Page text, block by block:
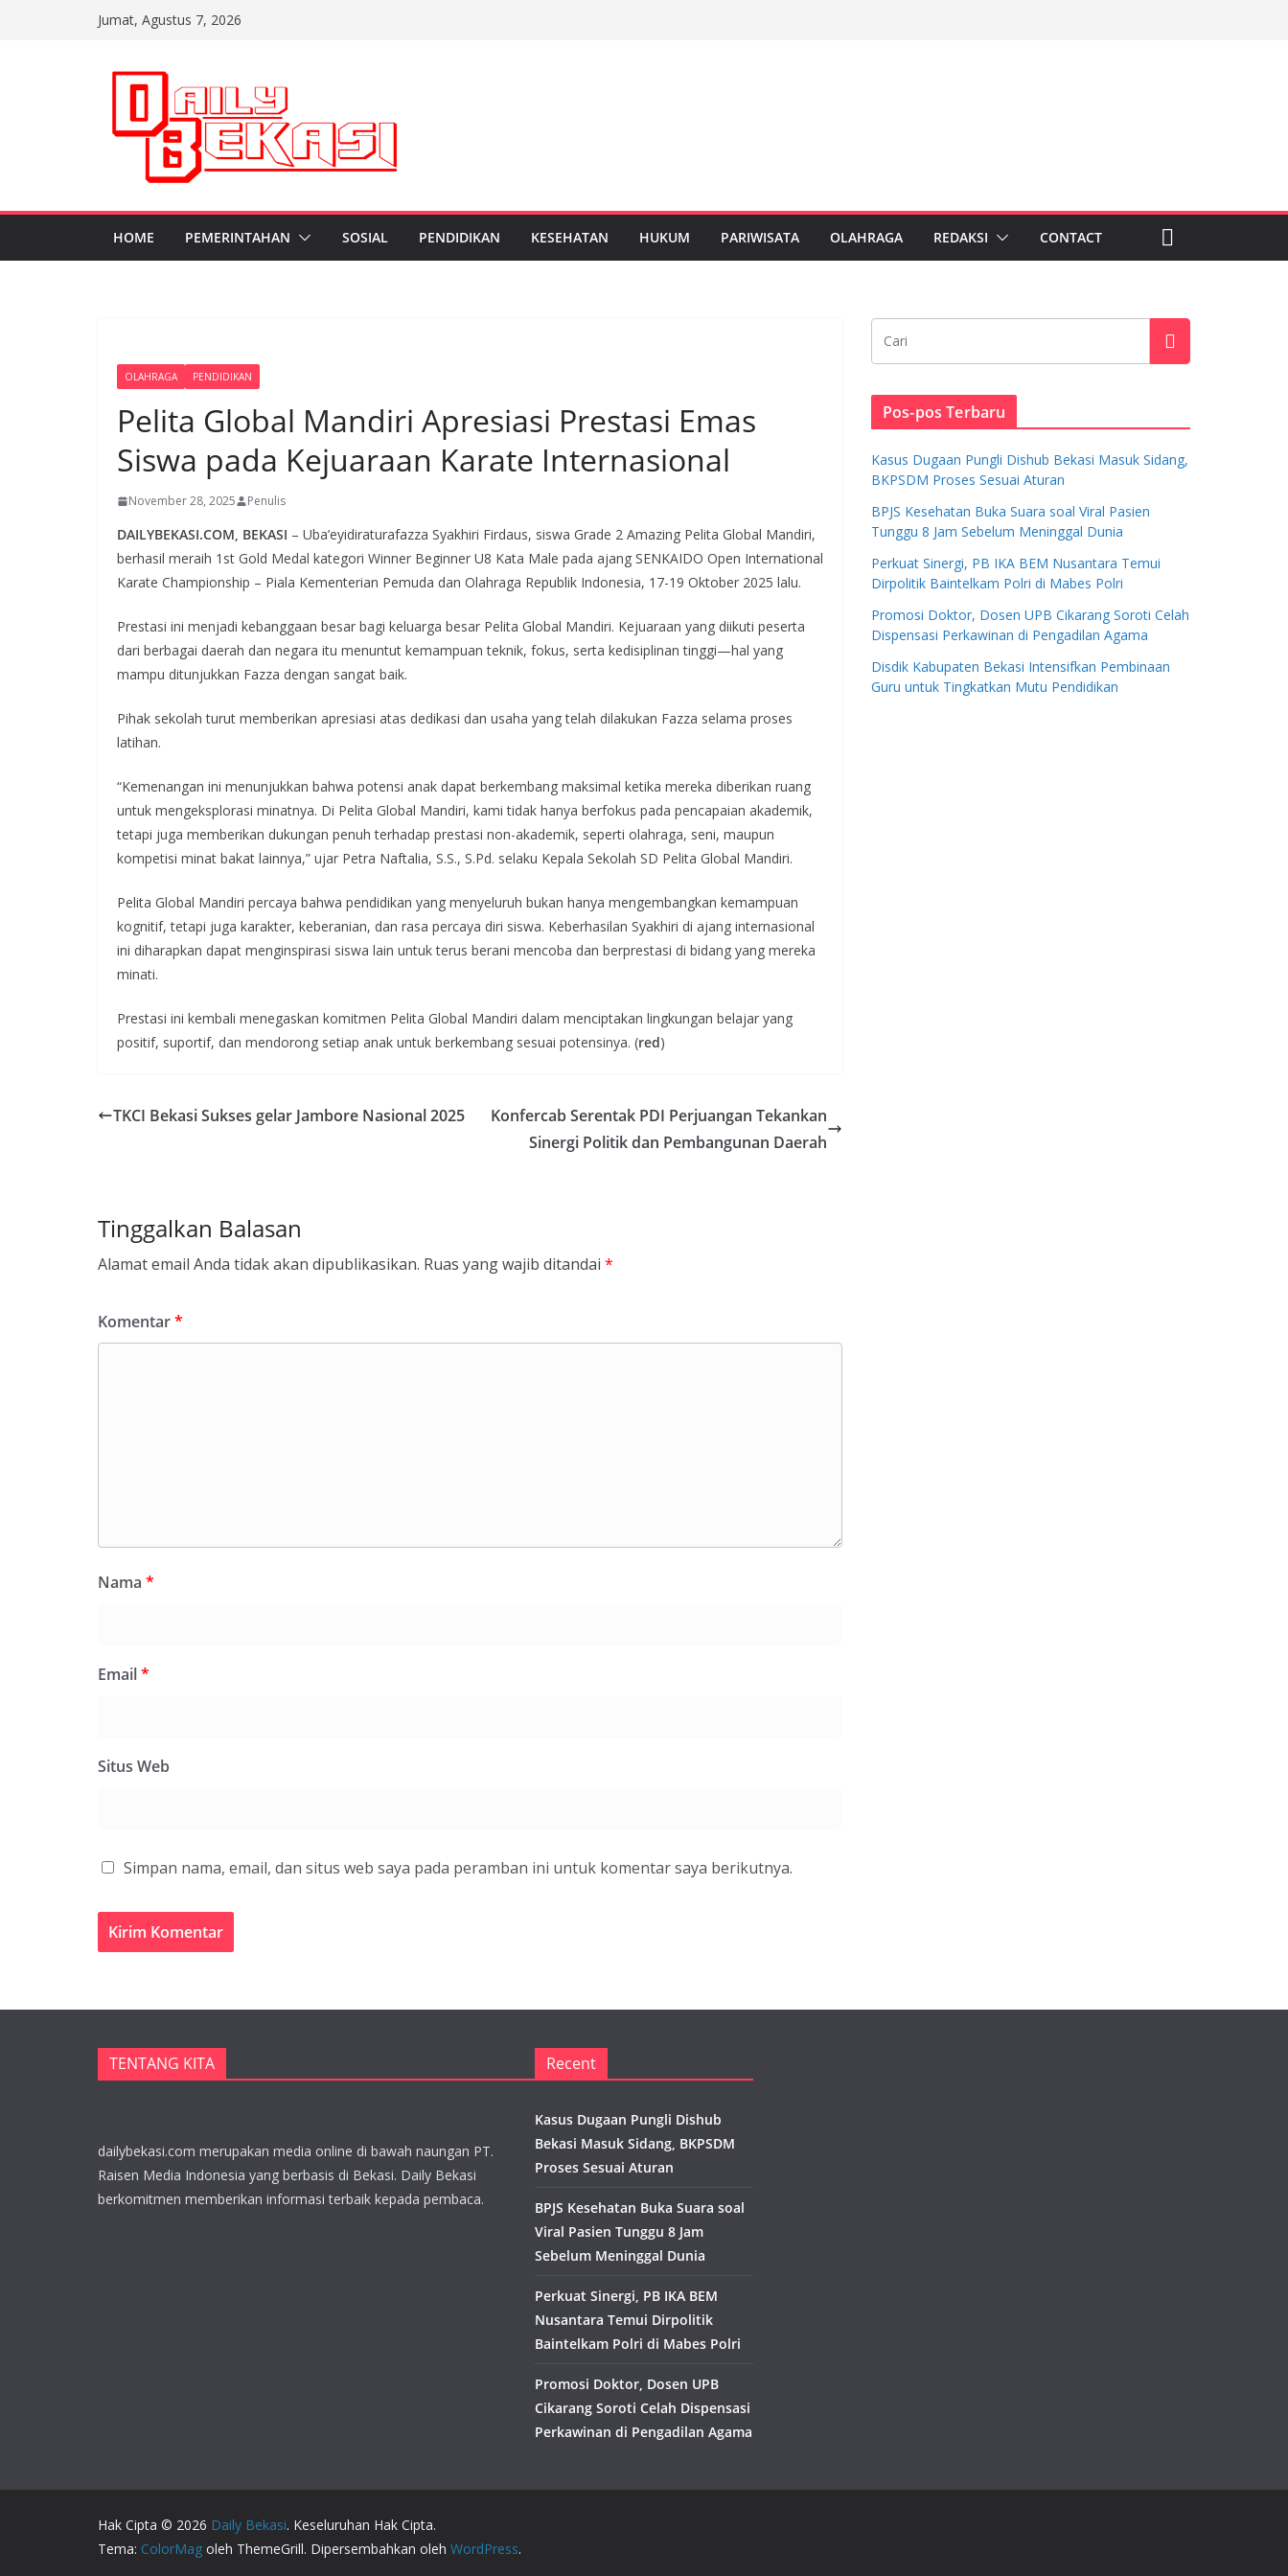
Jumat, Agustus 7, 2026
HOME PEMERINTAHAN SOSIAL PENDIDIKAN KESEHATAN HUKUM PARIWISATA OLAHRAGA REDAKSI CONTACT
OLAHRAGA PENDIDIKAN
Pelita Global Mandiri Apresiasi Prestasi Emas
Siswa pada Kejuaraan Karate Internasional
November 28, 2025 Penulis
DAILYBEKASI.COM, BEKASI – Uba’eyidiraturafazza Syakhiri Firdaus, siswa Grade 2 Amazing Pelita Global Mandiri,
berhasil meraih 1st Gold Medal kategori Winner Beginner U8 Kata Male pada ajang SENKAIDO Open International
Karate Championship – Piala Kementerian Pemuda dan Olahraga Republik Indonesia, 17-19 Oktober 2025 lalu.
Prestasi ini menjadi kebanggaan besar bagi keluarga besar Pelita Global Mandiri. Kejuaraan yang diikuti peserta
dari berbagai daerah dan negara itu menuntut kemampuan teknik, fokus, serta kedisiplinan tinggi—hal yang
mampu ditunjukkan Fazza dengan sangat baik.
Pihak sekolah turut memberikan apresiasi atas dedikasi dan usaha yang telah dilakukan Fazza selama proses
latihan.
“Kemenangan ini menunjukkan bahwa potensi anak dapat berkembang maksimal ketika mereka diberikan ruang
untuk mengeksplorasi minatnya. Di Pelita Global Mandiri, kami tidak hanya berfokus pada pencapaian akademik,
tetapi juga memberikan dukungan penuh terhadap prestasi non-akademik, seperti olahraga, seni, maupun
kompetisi minat bakat lainnya,” ujar Petra Naftalia, S.S., S.Pd. selaku Kepala Sekolah SD Pelita Global Mandiri.
Pelita Global Mandiri percaya bahwa pendidikan yang menyeluruh bukan hanya mengembangkan kemampuan
kognitif, tetapi juga karakter, keberanian, dan rasa percaya diri siswa. Keberhasilan Syakhiri di ajang internasional
ini diharapkan dapat menginspirasi siswa lain untuk terus berani mencoba dan berprestasi di bidang yang mereka
minati.
Prestasi ini kembali menegaskan komitmen Pelita Global Mandiri dalam menciptakan lingkungan belajar yang
positif, suportif, dan mendorong setiap anak untuk berkembang sesuai potensinya. (red)
TKCI Bekasi Sukses gelar Jambore Nasional 2025
Konfercab Serentak PDI Perjuangan Tekankan
Sinergi Politik dan Pembangunan Daerah
Tinggalkan Balasan
Alamat email Anda tidak akan dipublikasikan. Ruas yang wajib ditandai *
Komentar*
Nama *
Email*
Situs Web
Simpan nama, email, dan situs web saya pada peramban ini untuk komentar saya berikutnya.
Pos-pos Terbaru
Kasus Dugaan Pungli Dishub Bekasi Masuk Sidang,
BKPSDM Proses Sesuai Aturan
BPJS Kesehatan Buka Suara soal Viral Pasien
Tunggu 8 Jam Sebelum Meninggal Dunia
Perkuat Sinergi, PB IKA BEM Nusantara Temui
Dirpolitik Baintelkam Polri di Mabes Polri
Promosi Doktor, Dosen UPB Cikarang Soroti Celah
Dispensasi Perkawinan di Pengadilan Agama
Disdik Kabupaten Bekasi Intensifkan Pembinaan
Guru untuk Tingkatkan Mutu Pendidikan
TENTANG KITA
dailybekasi.com merupakan media online di bawah naungan PT.
Raisen Media Indonesia yang berbasis di Bekasi. Daily Bekasi
berkomitmen memberikan informasi terbaik kepada pembaca.
Recent
Kasus Dugaan Pungli Dishub
Bekasi Masuk Sidang, BKPSDM
Proses Sesuai Aturan
BPJS Kesehatan Buka Suara soal
Viral Pasien Tunggu 8 Jam
Sebelum Meninggal Dunia
Perkuat Sinergi, PB IKA BEM
Nusantara Temui Dirpolitik
Baintelkam Polri di Mabes Polri
Promosi Doktor, Dosen UPB
Cikarang Soroti Celah Dispensasi
Perkawinan di Pengadilan Agama
Hak Cipta © 2026 Daily Bekasi. Keseluruhan Hak Cipta.
Tema: ColorMag oleh ThemeGrill. Dipersembahkan oleh WordPress.